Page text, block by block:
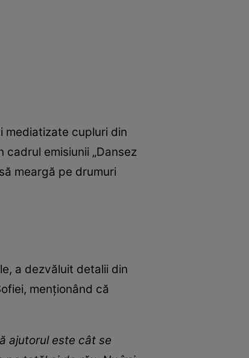
mediatizate cupluri din
emisiunii „Dansez
meargă pe drumuri
a dezvăluit detalii din
menționând că
ajutorul este cât se